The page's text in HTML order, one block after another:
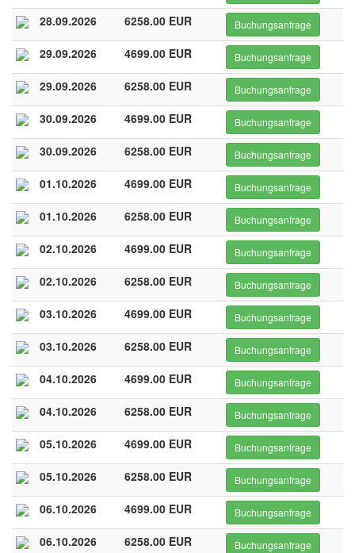
28.09.2026 6258.00 EUR Buchungsanfrage
29.09.2026 4699.00 EUR Buchungsanfrage
29.09.2026 6258.00 EUR Buchungsanfrage
30.09.2026 4699.00 EUR Buchungsanfrage
30.09.2026 6258.00 EUR Buchungsanfrage
01.10.2026 4699.00 EUR Buchungsanfrage
01.10.2026 6258.00 EUR Buchungsanfrage
02.10.2026 4699.00 EUR Buchungsanfrage
02.10.2026 6258.00 EUR Buchungsanfrage
03.10.2026 4699.00 EUR Buchungsanfrage
03.10.2026 6258.00 EUR Buchungsanfrage
04.10.2026 4699.00 EUR Buchungsanfrage
04.10.2026 6258.00 EUR Buchungsanfrage
05.10.2026 4699.00 EUR Buchungsanfrage
05.10.2026 6258.00 EUR Buchungsanfrage
06.10.2026 4699.00 EUR Buchungsanfrage
06.10.2026 6258.00 EUR Buchungsanfrage